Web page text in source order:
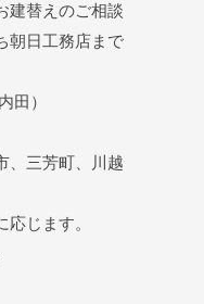
建替えのご相談
朝日工務店まで
田）
、三芳町、川越
じます。